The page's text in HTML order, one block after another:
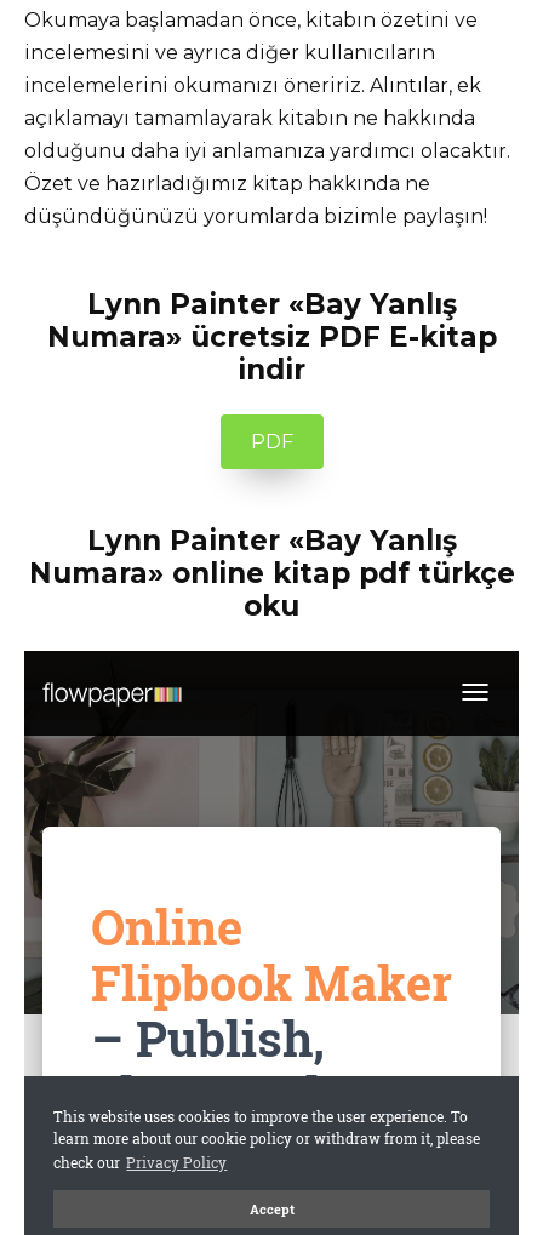
Okumaya başlamadan önce, kitabın özetini ve
incelemesini ve ayrıca diğer kullanıcıların
incelemelerini okumanızı öneririz. Alıntılar, ek
açıklamayı tamamlayarak kitabın ne hakkında
olduğunu daha iyi anlamanıza yardımcı olacaktır.
Özet ve hazırladığımız kitap hakkında ne
düşündüğünüzü yorumlarda bizimle paylaşın!
Lynn Painter «Bay Yanlış
Numara» ücretsiz PDF E-kitap
indir
PDF
Lynn Painter «Bay Yanlış
Numara» online kitap pdf türkçe
oku